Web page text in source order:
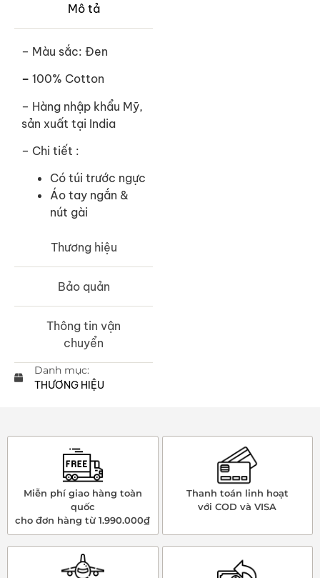
Mô tả
Thương hiệu
Bảo quản
Thông tin vận
chuyển
– Màu sắc: Đen
– 100% Cotton
– Hàng nhập khẩu Mỹ,
sản xuất tại India
– Chi tiết :
Có túi trước ngực
Áo tay ngắn &
nút gài
Danh mục:
THƯƠNG HIỆU
Miễn phí giao hàng toàn
quốc
cho đơn hàng từ 1.990.000₫
Thanh toán linh hoạt
với COD và VISA